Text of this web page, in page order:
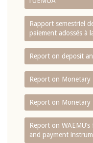
Rapport semestriel
paiement adossés à
Report on deposit
Report on Monetary
Report on Monetary
Report on
and payment